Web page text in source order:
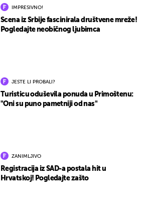
IMPRESIVNO!
Scena iz Srbije fascinirala društvene mreže!
Pogledajte neobičnog ljubimca
JESTE LI PROBALI?
Turisticu oduševila ponuda u Primoštenu:
"Oni su puno pametniji od nas"
ZANIMLJIVO
Registracija iz SAD-a postala hit u
Hrvatskoj! Pogledajte zašto